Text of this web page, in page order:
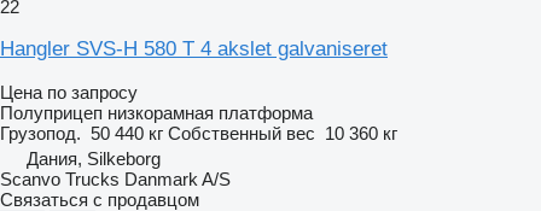
22
Hangler SVS-H 580 T 4 akslet galvaniseret
Цена по запросу
Полуприцеп низкорамная платформа
Грузопод. 50 440 кг Собственный вес 10 360 кг
Дания, Silkeborg
Scanvo Trucks Danmark A/S
Связаться с продавцом